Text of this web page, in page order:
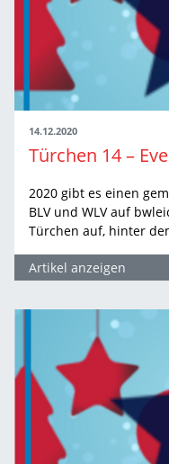
14.12.2020
Türchen 14 –
2020 gibt es einen
BLV und WLV auf
Türchen auf, hinter
Artikel anzeigen